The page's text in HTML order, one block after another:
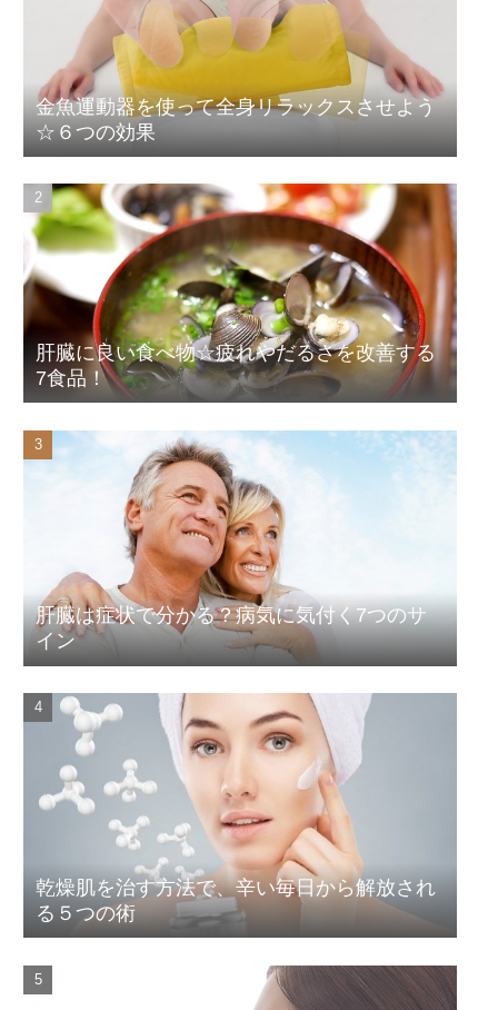
金魚運動器を使って全身リラックスさせよう
☆６つの効果
肝臓に良い食べ物☆疲れやだるさを改善する
7食品！
肝臓は症状で分かる？病気に気付く7つのサ
イン
乾燥肌を治す方法で、辛い毎日から解放され
る５つの術